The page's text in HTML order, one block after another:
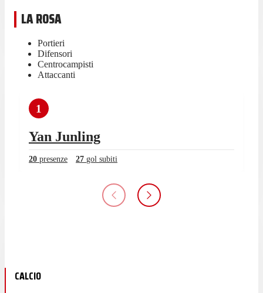
LA ROSA
Portieri
Difensori
Centrocampisti
Attaccanti
1
Yan Junling
20 presenze 27 gol subiti
CALCIO